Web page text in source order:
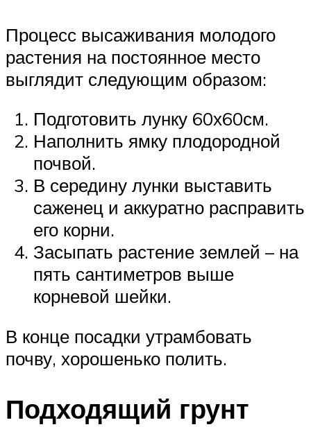
Процесс высаживания молодого
растения на постоянное место
выглядит следующим образом:
Подготовить лунку 60х60см.
Наполнить ямку плодородной
почвой.
В середину лунки выставить
саженец и аккуратно расправить
его корни.
Засыпать растение землей – на
пять сантиметров выше
корневой шейки.
В конце посадки утрамбовать
почву, хорошенько полить.
Подходящий грунт